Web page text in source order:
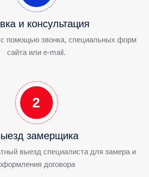
и консультация
с помощью звонка, специальных форм
сайта или e-mail.
2
замерщика
выезд специалиста для замера и
договора